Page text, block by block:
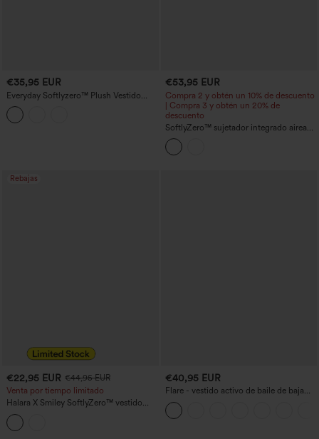
€35,95 EUR
Everyday Softlyzero™ Plush Vestido
actividad sin espalda 2-in-1 -Risa
€53,95 EUR
Compra 2 y obtén un 10% de descuento
| Compra 3 y obtén un 20% de
descuento
SoftlyZero™ sujetador integrado aireado
— vestido deportivo mini de tenis 2 en 1
InstantCool con bolsillos, copas DD–F
— Easy Peezy Edition
Rebajas
€22,95 EUR €44,95 EUR
Venta por tiempo limitado
Halara X Smiley SoftlyZero™ vestido
activo de baile, ligero y sin espalda, con
detalle torsionado y falda acampanada,
con bolsillos - longitud más larga -
€40,95 EUR
Flare - vestido activo de baile de baja
sujeción - mayor longitud - Easy Peezy
Edition - copas DD-F